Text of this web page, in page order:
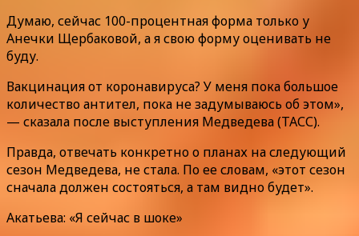
Думаю, сейчас 100-процентная форма только у
Анечки Щербаковой, а я свою форму оценивать не
буду.
Вакцинация от коронавируса? У меня пока большое
количество антител, пока не задумываюсь об этом»,
— сказала после выступления Медведева (ТАСС).
Правда, отвечать конкретно о планах на следующий
сезон Медведева, не стала. По ее словам, «этот сезон
сначала должен состояться, а там видно будет».
Акатьева: «Я сейчас в шоке»